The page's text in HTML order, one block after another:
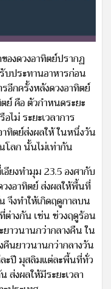
องดวงอาทิตย์ปรากฏ
บประทานอาหารก่อน
อีกครั้งหลังดวงอาทิตย์
ย์ คือ ตัวกำหนดระยะ
ไม่ ระยะเวลาการ
ทิตย์ส่งผลให้ ในหนึ่งวัน
ลก นั้นไม่เท่ากัน
ยงทำมุม 23.5 องศากับ
งอาทิตย์ ส่งผลให้พื้นที่
จึงทำให้เกิดฤดูกาลบน
ต่างกัน เช่น ช่วงฤดูร้อน
าวนานกว่ากลางคืน ใน
นยาวนานกว่ากลางวัน
ะปี มุสลิมแต่ละพื้นที่ทั่ว
ส่งผลให้มีระยะเวลา